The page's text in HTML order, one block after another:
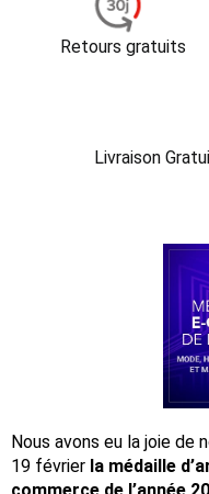
Retours gratuits
Livraison
Nous avons eu la joie de
19 février la médaille